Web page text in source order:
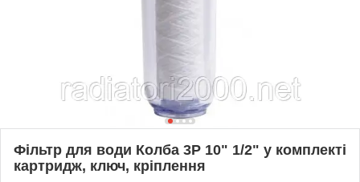
Фільтр для води Колба 3Р 10" 1/2" у комплекті
картридж, ключ, кріплення